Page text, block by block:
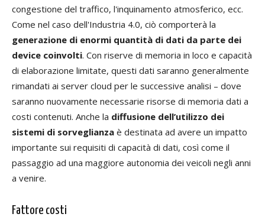
congestione del traffico, l'inquinamento atmosferico, ecc.
Come nel caso dell'Industria 4.0, ciò comporterà la
generazione di enormi quantità di dati da parte dei
device coinvolti. Con riserve di memoria in loco e capacità
di elaborazione limitate, questi dati saranno generalmente
rimandati ai server cloud per le successive analisi – dove
saranno nuovamente necessarie risorse di memoria dati a
costi contenuti. Anche la diffusione dell’utilizzo dei
sistemi di sorveglianza è destinata ad avere un impatto
importante sui requisiti di capacità di dati, così come il
passaggio ad una maggiore autonomia dei veicoli negli anni
a venire.
Fattore costi